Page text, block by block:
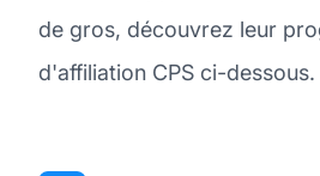
de gros, découvrez leur
d'affiliation CPS ci-dessous.